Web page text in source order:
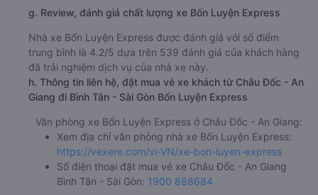
g. Review, đánh giá chất lượng xe Bốn Luyện Express
Nhà xe Bốn Luyện Express được đánh giá với số điểm
trung bình là 4.2/5 dựa trên 539 đánh giá của khách hàng
đã trải nghiệm dịch vụ của nhà xe này.
h. Thông tin liên hệ, đặt mua vé xe khách từ Châu Đốc - An
Giang đi Bình Tân - Sài Gòn Bốn Luyện Express
Văn phòng xe Bốn Luyện Express ở Châu Đốc - An Giang:
Xem địa chỉ văn phòng nhà xe Bốn Luyện Express:
https://vexere.com/vi-VN/xe-bon-luyen-express
Số điện thoại đặt mua vé xe Châu Đốc - An Giang
Bình Tân - Sài Gòn: 1900 888684